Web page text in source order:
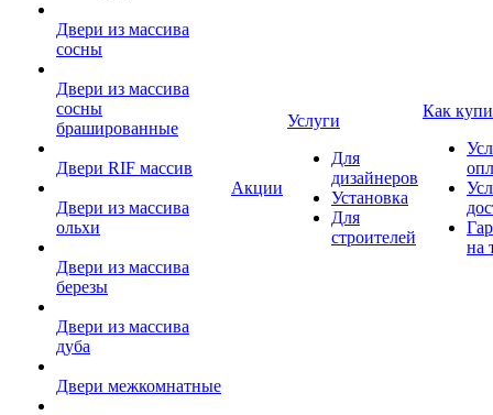
Двери из массива
сосны
Двери из массива
сосны
брашированные
Двери RIF массив
Двери из массива
ольхи
Двери из массива
березы
Двери из массива
дуба
Двери межкомнатные
Акции
Услуги
Для
дизайнеров
Установка
Для
строителей
Как
на